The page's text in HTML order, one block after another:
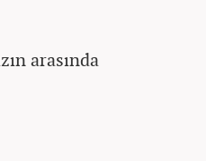
arasında